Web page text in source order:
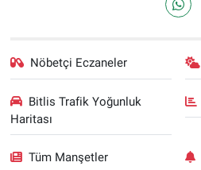
Nöbetçi Eczaneler
Bitlis Trafik Yoğunluk
Haritası
Tüm Manşetler